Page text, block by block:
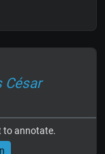
César
to annotate.